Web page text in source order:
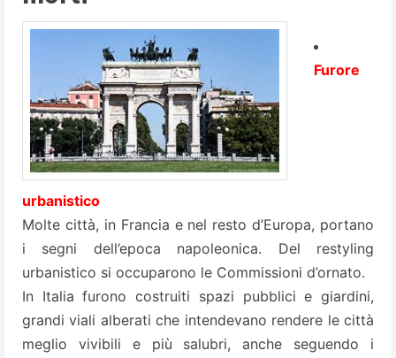
Furore
urbanistico
Molte città, in Francia e nel resto d’Europa, portano
i segni dell’epoca napoleonica. Del restyling
urbanistico si occuparono le Commissioni d’ornato.
In Italia furono costruiti spazi pubblici e giardini,
grandi viali alberati che intendevano rendere le città
meglio vivibili e più salubri, anche seguendo i